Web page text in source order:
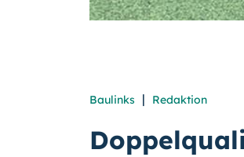
Baulinks | Redaktion